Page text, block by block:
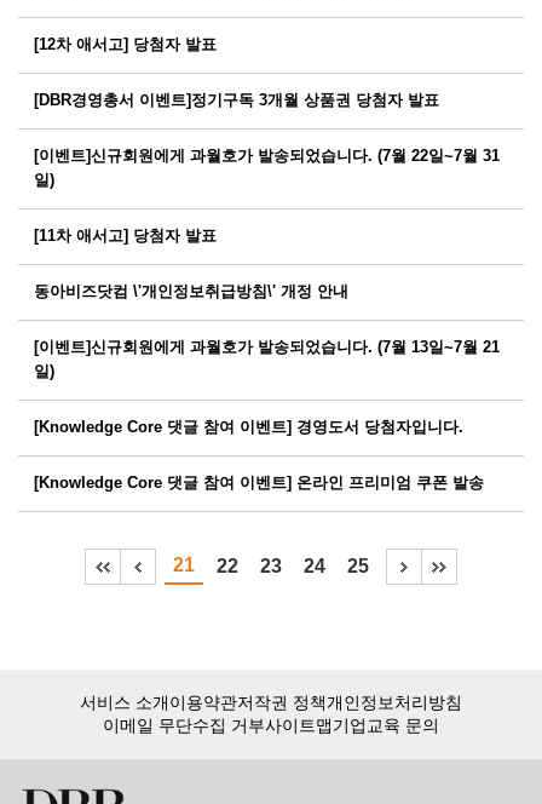
[12차 애서고] 당첨자 발표
[DBR경영총서 이벤트]정기구독 3개월 상품권 당첨자 발표
[이벤트]신규회원에게 과월호가 발송되었습니다. (7월 22일~7월 31
일)
[11차 애서고] 당첨자 발표
동아비즈닷컴 \'개인정보취급방침\' 개정 안내
[이벤트]신규회원에게 과월호가 발송되었습니다. (7월 13일~7월 21
일)
[Knowledge Core 댓글 참여 이벤트] 경영도서 당첨자입니다.
[Knowledge Core 댓글 참여 이벤트] 온라인 프리미엄 쿠폰 발송
21 22 23 24 25
서비스 소개이용약관저작권 정책개인정보처리방침
이메일 무단수집 거부사이트맵기업교육 문의